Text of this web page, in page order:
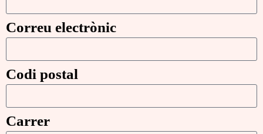
Correu electrònic
Codi postal
Carrer